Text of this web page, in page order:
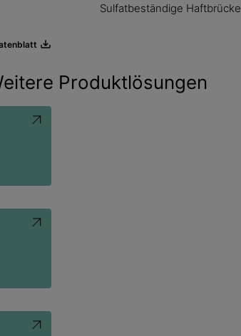
Sulfatbeständige Haftbrücke
Produktlösungen